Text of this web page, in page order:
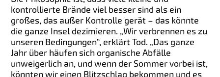
kontrollierte Brände viel besser sind als ein
großes, das außer Kontrolle gerät – das könnte
die ganze Insel dezimieren. „Wir verbrennen es zu
unseren Bedingungen“, erklärt Tod. „Das ganze
Jahr über häufen sich organische Abfälle
unweigerlich an, und wenn der Sommer vorbei ist,
könnten wir einen Blitzschlag bekommen und es